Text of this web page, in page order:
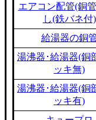
エアコン配管(銅
し(鉄バネ付)
給湯器の銅
湯沸器･給湯器(銅
ッキ無)
湯沸器･給湯器(銅
ッキ有)